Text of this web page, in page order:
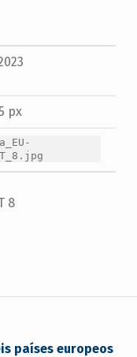
px
8
países europeos